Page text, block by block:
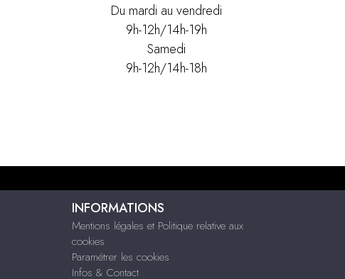
Du mardi au vendredi
9h-12h/14h-19h
Samedi
9h-12h/14h-18h
INFORMATIONS
Mentions légales et Politique relative aux
cookies
Paramétrer les cookies
Infos & Contact